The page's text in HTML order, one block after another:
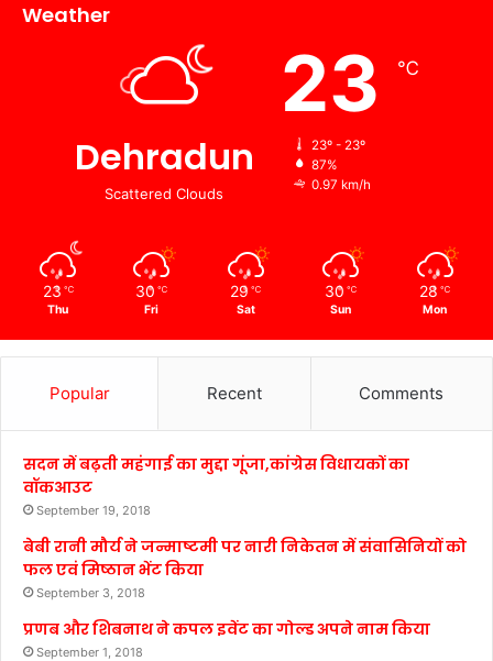
Weather
Dehradun
Scattered Clouds
23 ℃
23º - 23º
87%
0.97 km/h
23 ℃
Thu
30 ℃
Fri
29 ℃
Sat
30 ℃
Sun
28 ℃
Mon
Popular Recent Comments
सदन में बढ़ती महंगाई का मुद्दा गूंजा,कांग्रेस विधायकों का
वॉकआउट
September 19, 2018
बेबी रानी मौर्य ने जन्माष्टमी पर नारी निकेतन में संवासिनियों को
फल एवं मिष्ठान भेंट किया
September 3, 2018
प्रणब और शिबनाथ ने कपल इवेंट का गोल्ड अपने नाम किया
September 1, 2018